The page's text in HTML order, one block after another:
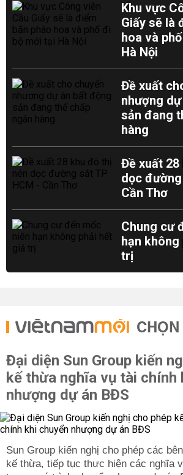
Khu vực
Giấy sẽ là
hoa và
Hà Nội
Đề xuất
nhượng
sản đang
hàng
Đề xuất
dọc
Cần Thơ
Chung cư
hạn không
trị
CHỌN
Đại diện Sun Group kiến
kế thừa nghĩa vụ tài chính
nhượng dự án BĐS
Sun Group kiến nghị cho phép các
kế thừa, tiếp tục thực hiện các nghĩa